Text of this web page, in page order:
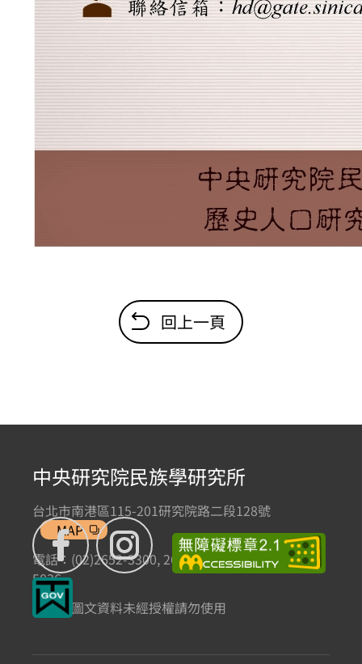
回上一頁
中央研究院民族學研究所
台北市南港區115-201研究院路二段128號
MAP
電話：(02)2652-3300, 2652-3301 傳真：(02)2785-
5836
本網站圖文資料未經授權請勿使用